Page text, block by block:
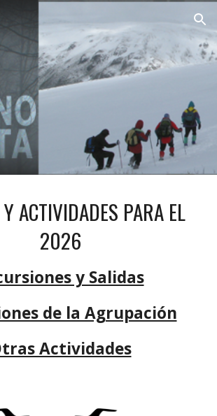
Skip to navigation
ACTIVIDADES PARA EL
2026
y Salidas
de la Agrupación
Actividades